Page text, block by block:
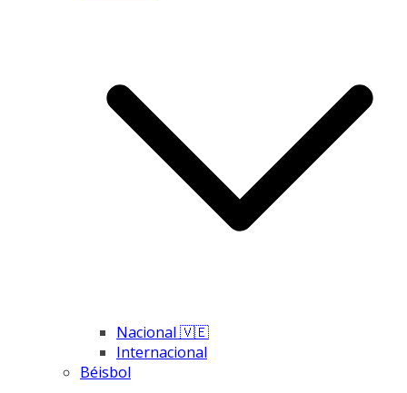
Nacional 🇻🇪
Internacional
Béisbol